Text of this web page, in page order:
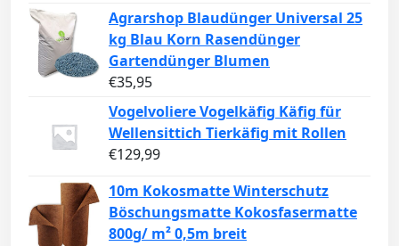
Agrarshop Blaudünger Universal 25
kg Blau Korn Rasendünger
Gartendünger Blumen
€35,95
Vogelvoliere Vogelkäfig Käfig für
Wellensittich Tierkäfig mit Rollen
€129,99
10m Kokosmatte Winterschutz
Böschungsmatte Kokosfasermatte
800g/ m² 0,5m breit